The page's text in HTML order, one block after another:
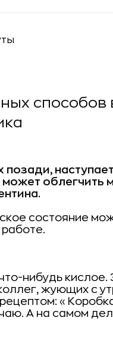
позади,
облегчить
состояние
нибудь кислое.
жующих с
«
А на самом